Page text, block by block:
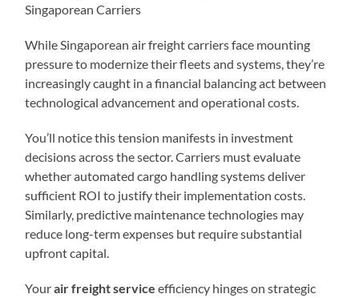
Singaporean Carriers
While Singaporean air freight carriers face mounting
pressure to modernize their fleets and systems, they’re
increasingly caught in a financial balancing act between
technological advancement and operational costs.
You’ll notice this tension manifests in investment
decisions across the sector. Carriers must evaluate
whether automated cargo handling systems deliver
sufficient ROI to justify their implementation costs.
Similarly, predictive maintenance technologies may
reduce long-term expenses but require substantial
upfront capital.
Yourair freight service efficiency hinges on strategic